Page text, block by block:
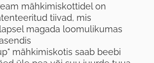
mähkimiskottidel on
tiivad, mis
magada loomulikumas
mähkimiskotis saab beebi